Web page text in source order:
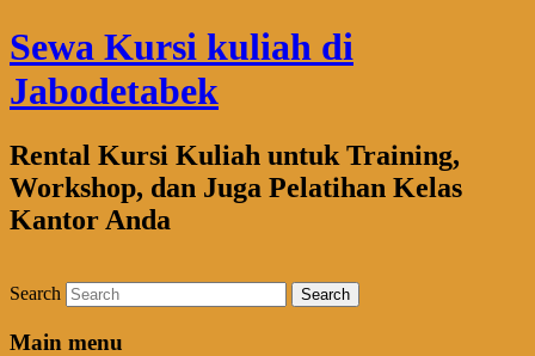
Sewa Kursi kuliah di
Jabodetabek
Rental Kursi Kuliah untuk Training,
Workshop, dan Juga Pelatihan Kelas
Kantor Anda
Search
Main menu